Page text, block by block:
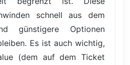
schnell aus dem
günstigere Optionen
Es ist auch wichtig,
(dem auf dem Ticket